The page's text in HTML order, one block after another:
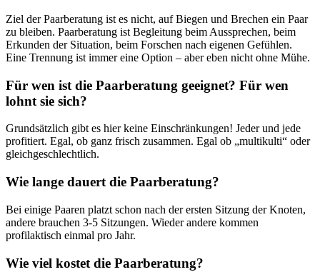
Ziel der Paarberatung ist es nicht, auf Biegen und Brechen ein Paar
zu bleiben. Paarberatung ist Begleitung beim Aussprechen, beim
Erkunden der Situation, beim Forschen nach eigenen Gefühlen.
Eine Trennung ist immer eine Option – aber eben nicht ohne Mühe.
Für wen ist die Paarberatung geeignet? Für wen
lohnt sie sich?
Grundsätzlich gibt es hier keine Einschränkungen! Jeder und jede
profitiert. Egal, ob ganz frisch zusammen. Egal ob „multikulti“ oder
gleichgeschlechtlich.
Wie lange dauert die Paarberatung?
Bei einige Paaren platzt schon nach der ersten Sitzung der Knoten,
andere brauchen 3-5 Sitzungen. Wieder andere kommen
profilaktisch einmal pro Jahr.
Wie viel kostet die Paarberatung?